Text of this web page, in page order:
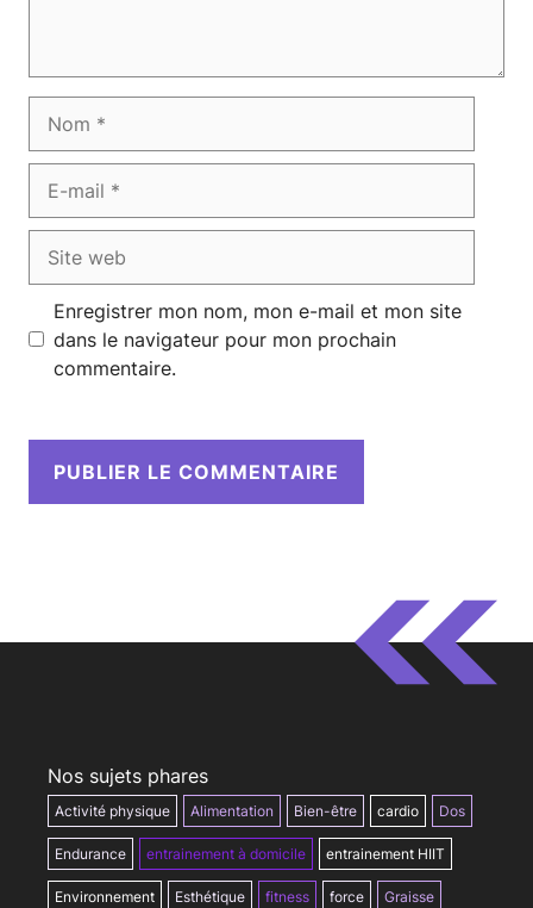
mail
web
Enregistrer mon nom, mon e-mail et mon site
dans le navigateur pour mon prochain
commentaire.
Nos sujets phares
Activité physique Alimentation Bien-être cardio Dos
Endurance entrainement à domicile entrainement HIIT
Environnement Esthétique fitness force Graisse